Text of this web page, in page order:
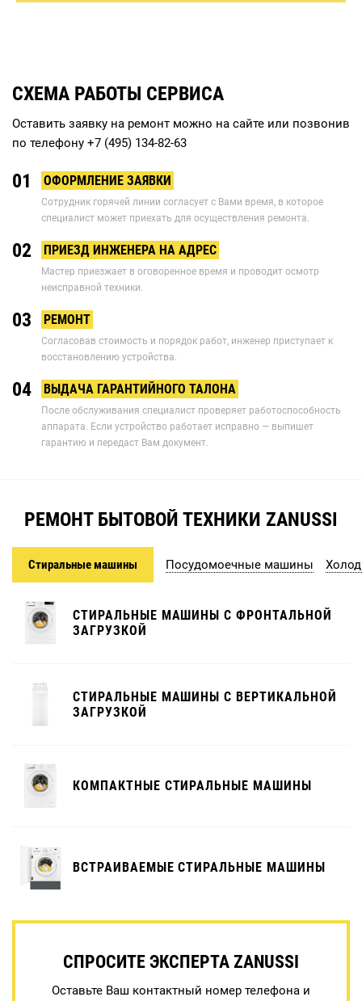
СХЕМА РАБОТЫ СЕРВИСА
Оставить заявку на ремонт можно на сайте или позвонив
по телефону +7 (495) 134-82-63
01 ОФОРМЛЕНИЕ ЗАЯВКИ
Сотрудник горячей линии согласует с Вами время, в которое
специалист может приехать для осуществления ремонта.
02 ПРИЕЗД ИНЖЕНЕРА НА АДРЕС
Мастер приезжает в оговоренное время и проводит осмотр
неисправной техники.
03 РЕМОНТ
Согласовав стоимость и порядок работ, инженер приступает к
восстановлению устройства.
04 ВЫДАЧА ГАРАНТИЙНОГО ТАЛОНА
После обслуживания специалист проверяет работоспособность
аппарата. Если устройство работает исправно — выпишет
гарантию и передаст Вам документ.
РЕМОНТ БЫТОВОЙ ТЕХНИКИ ZANUSSI
Стиральные машины Посудомоечные машины
СТИРАЛЬНЫЕ МАШИНЫ С ФРОНТАЛЬНОЙ
ЗАГРУЗКОЙ
СТИРАЛЬНЫЕ МАШИНЫ С ВЕРТИКАЛЬНОЙ
ЗАГРУЗКОЙ
КОМПАКТНЫЕ СТИРАЛЬНЫЕ МАШИНЫ
ВСТРАИВАЕМЫЕ СТИРАЛЬНЫЕ МАШИНЫ
СПРОСИТЕ ЭКСПЕРТА ZANUSSI
Оставьте Ваш контактный номер телефона и